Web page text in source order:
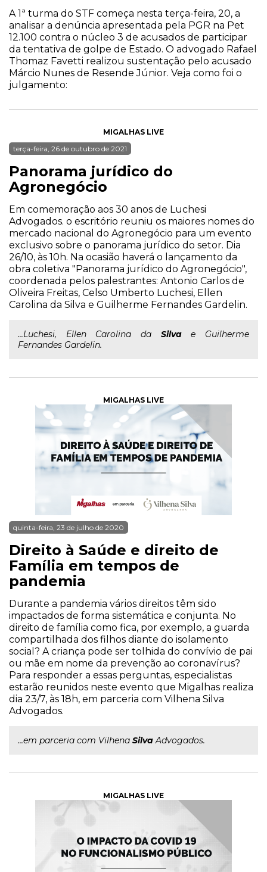
A 1ª turma do STF começa nesta terça-feira, 20, a
analisar a denúncia apresentada pela PGR na Pet
12.100 contra o núcleo 3 de acusados de participar
da tentativa de golpe de Estado. O advogado Rafael
Thomaz Favetti realizou sustentação pelo acusado
Márcio Nunes de Resende Júnior. Veja como foi o
julgamento:
MIGALHAS LIVE
terça-feira, 26 de outubro de 2021
Panorama jurídico do
Agronegócio
Em comemoração aos 30 anos de Luchesi
Advogados. o escritório reuniu os maiores nomes do
mercado nacional do Agronegócio para um evento
exclusivo sobre o panorama jurídico do setor. Dia
26/10, às 10h. Na ocasião haverá o lançamento da
obra coletiva "Panorama jurídico do Agronegócio",
coordenada pelos palestrantes: Antonio Carlos de
Oliveira Freitas, Celso Umberto Luchesi, Ellen
Carolina da Silva e Guilherme Fernandes Gardelin.
...Luchesi, Ellen Carolina da Silvae Guilherme
Fernandes Gardelin.
MIGALHAS LIVE
quinta-feira, 23 de julho de 2020
Direito à Saúde e direito de
Família em tempos de
pandemia
Durante a pandemia vários direitos têm sido
impactados de forma sistemática e conjunta. No
direito de família como fica, por exemplo, a guarda
compartilhada dos filhos diante do isolamento
social? A criança pode ser tolhida do convívio de pai
ou mãe em nome da prevenção ao coronavírus?
Para responder a essas perguntas, especialistas
estarão reunidos neste evento que Migalhas realiza
dia 23/7, às 18h, em parceria com Vilhena Silva
Advogados.
...em parceria com Vilhena SilvaAdvogados.
MIGALHAS LIVE